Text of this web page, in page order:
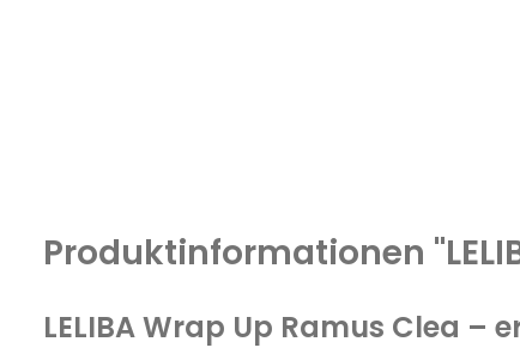
Produktinformationen
LELIBA Wrap Up Ramus Clea